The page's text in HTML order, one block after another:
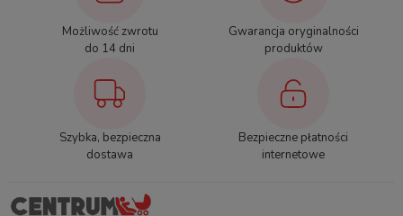
Możliwość zwrotu
do 14 dni
Gwarancja oryginalności
produktów
Szybka, bezpieczna
dostawa
Bezpieczne płatności
internetowe